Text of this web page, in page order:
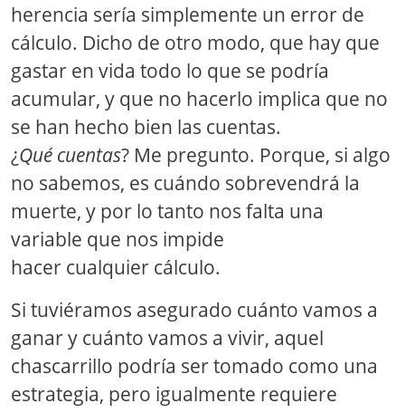
herencia sería simplemente un error de
cálculo. Dicho de otro modo, que hay que
gastar en vida todo lo que se podría
acumular, y que no hacerlo implica que no
se han hecho bien las cuentas.
¿Qué cuentas? Me pregunto. Porque, si algo
no sabemos, es cuándo sobrevendrá la
muerte, y por lo tanto nos falta una
variable que nos impide
hacer cualquier cálculo.
Si tuviéramos asegurado cuánto vamos a
ganar y cuánto vamos a vivir, aquel
chascarrillo podría ser tomado como una
estrategia, pero igualmente requiere